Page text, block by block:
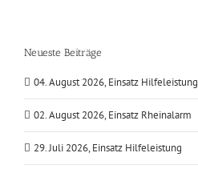
Neueste Beiträge
04. August 2026, Einsatz Hilfeleistung
02. August 2026, Einsatz Rheinalarm
29. Juli 2026, Einsatz Hilfeleistung